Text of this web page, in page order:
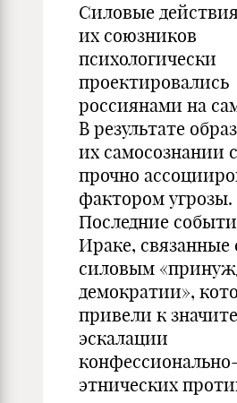
Силовые
их союзников
психологически
проектировались
россиянами на
В результате
их самосознании
прочно
фактором угрозы.
Последние
Ираке, связанные
силовым
демократии»,
привели к
эскалации
этнических